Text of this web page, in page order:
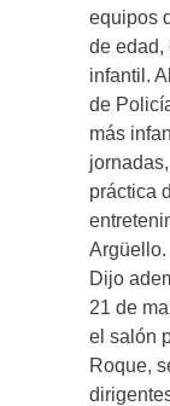
equipos
de edad,
infantil.
de
más
práctica
Argüello.
Dijo
21 de
el salón
Roque,